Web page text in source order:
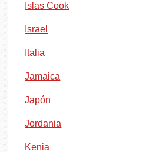
Islas Cook
Israel
Italia
Jamaica
Japón
Jordania
Kenia